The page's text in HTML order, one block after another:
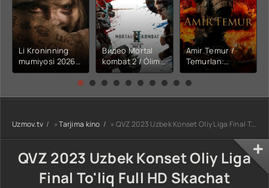
Li Kroninning
mumiyosi 2026
(uzbek tilida
kino) tarjima HD
Видео Mortal
kombat 2 / Ólim
jangi 2 (2026)
Uzbek tilida
Amir Temur /
Temurlan:
Fathchining
yuksalishi
tarjima kino Full
HD tas-ix
Uzmov.tv »Tarjima kino » QVZ 2023 Uzbek Konset Oliy Liga Final To'liq Full HD Skachat
QVZ 2023 Uzbek Konset Oliy Liga
Final To'liq Full HD Skachat